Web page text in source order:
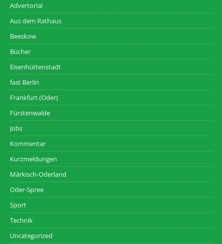
Advertorial
Aus dem Rathaus
Beeskow
Bücher
Eisenhüttenstadt
fast Berlin
Frankfurt (Oder)
Fürstenwalde
Jobs
Kommentar
Kurzmeldungen
Märkisch-Oderland
Oder-Spree
Sport
Technik
Uncategorized